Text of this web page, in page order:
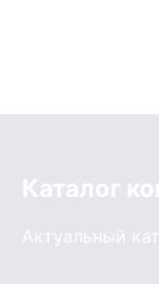
Каталог
Актуальный